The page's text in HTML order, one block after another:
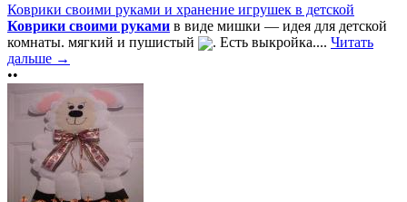
Коврики своими руками и хранение игрушек в детской
Коврики своими руками в виде мишки — идея для детской
комнаты. мягкий и пушистый
. Есть выкройка.... Читать
дальше →
••